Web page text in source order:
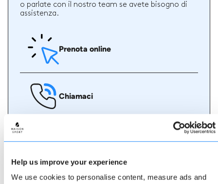
Help us improve your experience
We use cookies to personalise content, measure ads and
o parlate con il nostro team se avete bisogno di
assistenza.
Prenota online
Chiamaci
Chat dal vivo